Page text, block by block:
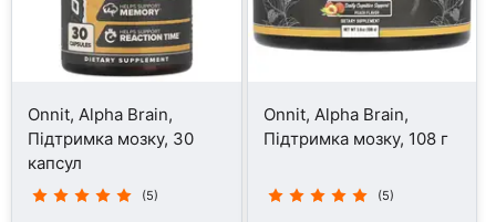
Onnit, Alpha Brain,
Підтримка мозку, 30
капсул
(5)
Onnit, Alpha Brain,
Підтримка мозку, 108 г
(5)